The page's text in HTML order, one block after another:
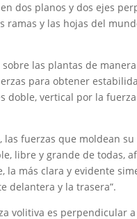
dos planos y dos ejes
ramas y las hojas del
las plantas de
para obtener
doble, vertical por la
fuerzas que moldean
libre y grande de todas,
la más clara y evidente
delantera y la trasera”.
volitiva es perpendicular